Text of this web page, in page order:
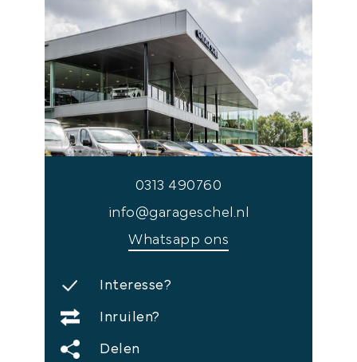
0313 490760
info@garageschel.nl
Whatsapp ons
Interesse?
Inruilen?
Delen